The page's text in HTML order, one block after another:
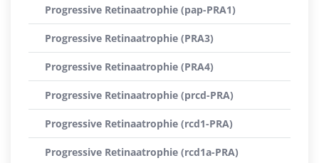
Progressive Retinaatrophie (pap-PRA1)
Progressive Retinaatrophie (PRA3)
Progressive Retinaatrophie (PRA4)
Progressive Retinaatrophie (prcd-PRA)
Progressive Retinaatrophie (rcd1-PRA)
Progressive Retinaatrophie (rcd1a-PRA)